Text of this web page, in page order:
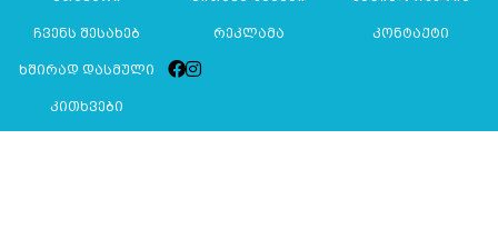
ჩვენს შესახებ რეკლამა კონტაქტი
ხშირად დასმული
კითხვები